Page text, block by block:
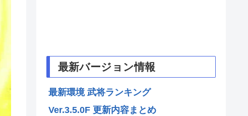
最新バージョン情報
最新環境 武将ランキング
Ver.3.5.0F 更新内容まとめ